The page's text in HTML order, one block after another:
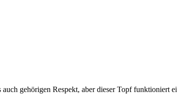
gehörigen Respekt, aber dieser Topf funktioniert